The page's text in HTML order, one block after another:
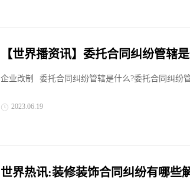
【世界播资讯】委托合同纠纷管辖
在哪?
企业改制 委托合同纠纷管辖是什么?委托合同纠纷
2023.06.19
世界热讯:装修装饰合同纠纷有哪些